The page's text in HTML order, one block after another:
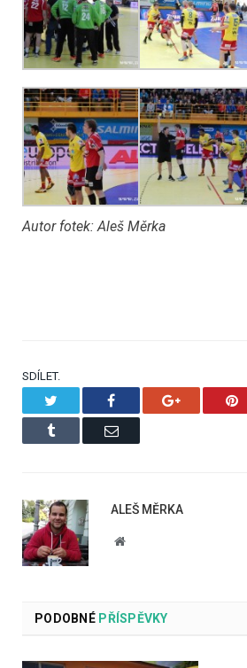
Autor fotek: Aleš Měrka
SDÍLET.
Facebook Google+
Tumblr Email
ALEŠ MĚRKA
Website
PODOBNÉPŘÍSPĚVKY